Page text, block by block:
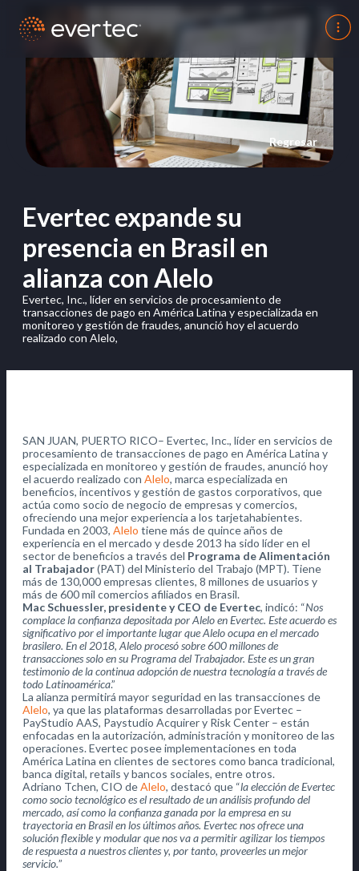
Regresar
Evertec expande su
presencia en Brasil en
alianza con Alelo
Evertec, Inc., líder en servicios de procesamiento de
transacciones de pago en América Latina y especializada en
monitoreo y gestión de fraudes, anunció hoy el acuerdo
realizado con Alelo,
SAN JUAN, PUERTO RICO– Evertec, Inc., líder en servicios de
procesamiento de transacciones de pago en América Latina y
especializada en monitoreo y gestión de fraudes, anunció hoy
el acuerdo realizado con Alelo, marca especializada en
beneficios, incentivos y gestión de gastos corporativos, que
actúa como socio de negocio de empresas y comercios,
ofreciendo una mejor experiencia a los tarjetahabientes.
Fundada en 2003, Alelo tiene más de quince años de
experiencia en el mercado y desde 2013 ha sido líder en el
sector de beneficios a través del Programa de Alimentación
al Trabajador(PAT) del Ministerio del Trabajo (MPT). Tiene
más de 130,000 empresas clientes, 8 millones de usuarios y
más de 600 mil comercios afiliados en Brasil.
Mac Schuessler, presidente y CEO de Evertec, indicó: “Nos
complace la confianza depositada por Alelo en Evertec. Este acuerdo es
significativo por el importante lugar que Alelo ocupa en el mercado
brasilero. En el 2018, Alelo procesó sobre 600 millones de
transacciones solo en su Programa del Trabajador. Este es un gran
testimonio de la continua adopción de nuestra tecnología a través de
todo Latinoamérica.”
La alianza permitirá mayor seguridad en las transacciones de
Alelo, ya que las plataformas desarrolladas por Evertec –
PayStudio AAS, Paystudio Acquirer y Risk Center – están
enfocadas en la autorización, administración y monitoreo de las
operaciones. Evertec posee implementaciones en toda
América Latina en clientes de sectores como banca tradicional,
banca digital, retails y bancos sociales, entre otros.
Adriano Tchen, CIO deAlelo, destacó que “la elección de Evertec
como socio tecnológico es el resultado de un análisis profundo del
mercado, así como la confianza ganada por la empresa en su
trayectoria en Brasil en los últimos años. Evertec nos ofrece una
solución flexible y modular que nos va a permitir agilizar los tiempos
de respuesta a nuestros clientes y, por tanto, proveerles un mejor
servicio.”